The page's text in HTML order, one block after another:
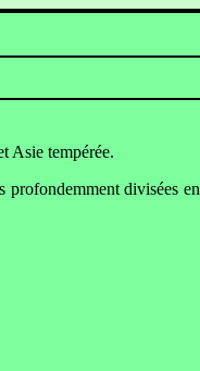
Asie tempérée.
profondemment divisées en